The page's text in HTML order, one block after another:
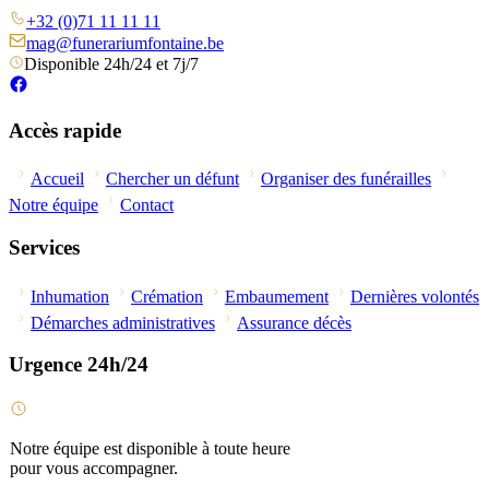
+32 (0)71 11 11 11
mag@funerariumfontaine.be
Disponible 24h/24 et 7j/7
Accès rapide
Accueil Chercher un défunt
Organiser des funérailles
Notre équipe
Contact
Services
Inhumation Crémation Embaumement
Dernières volontés
Démarches administratives
Assurance décès
Urgence 24h/24
Notre équipe est disponible à toute heure
pour vous accompagner.